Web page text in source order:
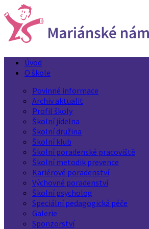
Úvod
O škole
Povinné informace
Archiv aktualit
Profil školy
Školní jídelna
Školní družina
Školní klub
Školní poradenské pracoviště
Školní metodik prevence
Kariérové poradenství
Výchovné poradenství
Školní psycholog
Speciální pedagogická péče
Galerie
Sponzorství